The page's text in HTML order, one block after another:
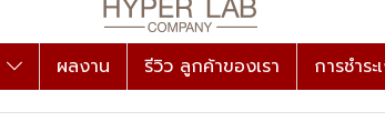
ผลงาน รีวิว ลูกค้าของเรา การชำระ